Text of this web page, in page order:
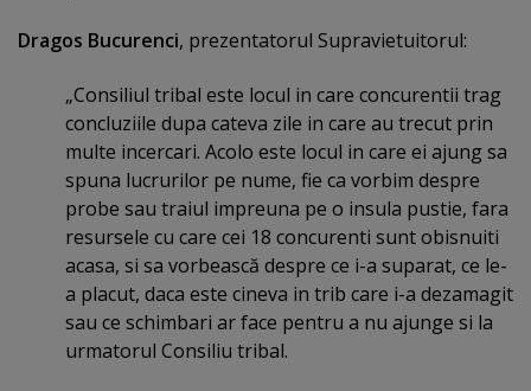
Dragos Bucurenci, prezentatorul Supravietuitorul:
„Consiliul tribal este locul in care concurentii trag
concluziile dupa cateva zile in care au trecut prin
multe incercari. Acolo este locul in care ei ajung sa
spuna lucrurilor pe nume, fie ca vorbim despre
probe sau traiul impreuna pe o insula pustie, fara
resursele cu care cei 18 concurenti sunt obisnuiti
acasa, si sa vorbească despre ce i-a suparat, ce le-
a placut, daca este cineva in trib care i-a dezamagit
sau ce schimbari ar face pentru a nu ajunge si la
urmatorul Consiliu tribal.